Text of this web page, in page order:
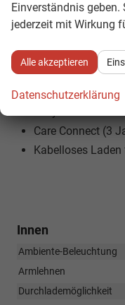
Bluetooth-
DAB+ Digitalradio
KESSY System
Care Connect (3
Kabelloses
Innen
Ambiente-Beleuchtung
Armlehnen
Durchlademöglichkeit
Einverständnis
jederzeit mit Wirkung
Alle akzeptieren
Datenschutzerklärung